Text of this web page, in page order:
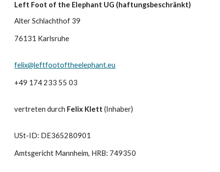
Left Foot of the Elephant UG (haftungsbeschränkt)
Alter Schlachthof 39
76131 Karlsruhe
felix@leftfootoftheelephant.eu
+49 174 233 55 03
vertreten durch Felix Klett (Inhaber)
USt-ID: DE365280901
Amtsgericht Mannheim, HRB: 749350